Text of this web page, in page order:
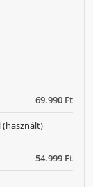
69.990 Ft
54.999 Ft
(használt)